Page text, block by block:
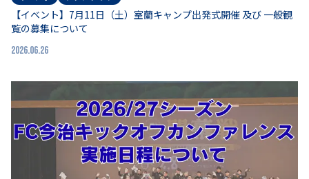
【イベント】7月11日（土）室蘭キャンプ出発式開催 及び 一般観
覧の募集について
2026.06.26